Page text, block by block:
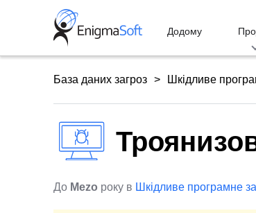
Додому
База даних загроз Шкідливе
До Mezo року в Шкідливе програмне